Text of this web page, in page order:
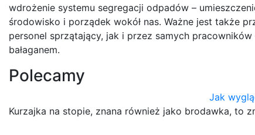
wdrożenie systemu segregacji odpadów –
środowisko i porządek wokół nas. Ważne jest także
personel sprzątający, jak i przez samych
bałaganem.
Polecamy
Jak
Kurzajka na stopie, znana również jako brodawka, to